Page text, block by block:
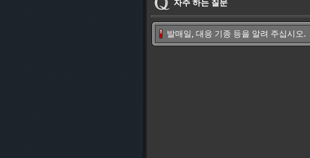
자주 하는 질문
발매일, 대응 기종 등을 알려 주십시오.